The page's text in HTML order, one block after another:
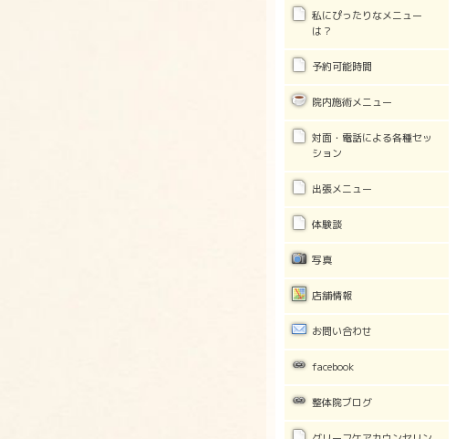
私にぴったりなメニュー
は？
予約可能時間
院内施術メニュー
対面・電話による各種セッ
ション
出張メニュー
体験談
写真
店舗情報
お問い合わせ
facebook
整体院ブログ